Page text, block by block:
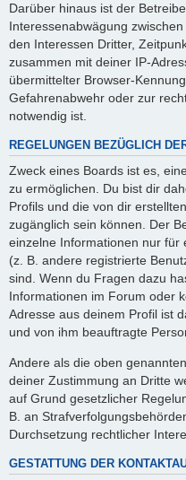
Darüber hinaus ist der
Interessenabwägung
den Interessen Dritter,
zusammen mit deiner IP-
übermittelter Browser-
Gefahrenabwehr oder zur
notwendig ist.
REGELUNGEN BEZÜGLICH
Zweck eines Boards ist es,
zu ermöglichen. Du bist dir
Profils und die von dir
zugänglich sein können. Der
einzelne Informationen nur für
(z. B. andere registrierte
sind. Wenn du Fragen dazu
Informationen im Forum oder
Adresse aus deinem Profil ist
und von ihm beauftragte
Andere als die oben
deiner Zustimmung an Dritte
auf Grund gesetzlicher
B. an
Durchsetzung rechtlicher
GESTATTUNG DER